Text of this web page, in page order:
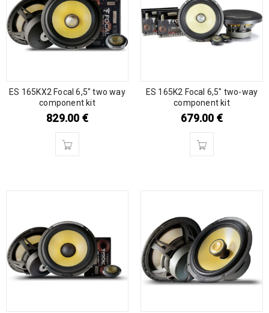
ES 165KX2 Focal 6,5″ two way
component kit
829.00 €
ES 165K2 Focal 6,5″ two-way
component kit
679.00 €